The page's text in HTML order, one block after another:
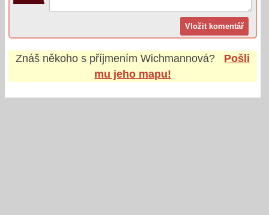
Znáš někoho s příjmenímWichmannová?
Pošli
mu jeho mapu!